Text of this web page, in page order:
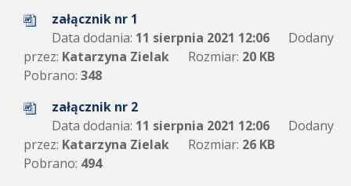
załącznik nr 1
Data dodania: 11 sierpnia 2021 12:06
Dodany
przez: Katarzyna Zielak Rozmiar: 20 KB
Pobrano: 348
załącznik nr 2
Data dodania: 11 sierpnia 2021 12:06
Dodany
przez: Katarzyna Zielak Rozmiar: 26 KB
Pobrano: 494